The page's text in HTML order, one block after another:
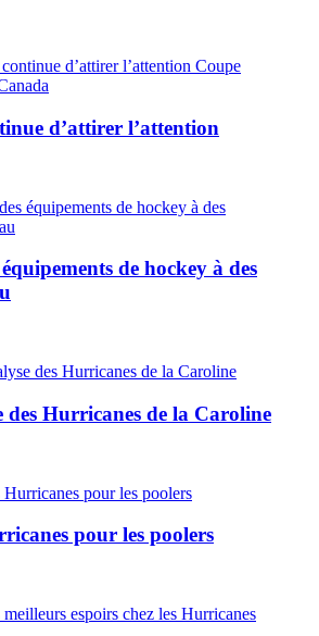
d’attirer l’attention
de hockey à des
des Hurricanes de la Caroline
pour les poolers